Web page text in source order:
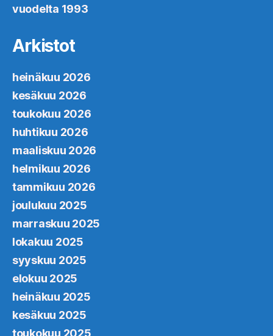
vuodelta 1993
Arkistot
heinäkuu 2026
kesäkuu 2026
toukokuu 2026
huhtikuu 2026
maaliskuu 2026
helmikuu 2026
tammikuu 2026
joulukuu 2025
marraskuu 2025
lokakuu 2025
syyskuu 2025
elokuu 2025
heinäkuu 2025
kesäkuu 2025